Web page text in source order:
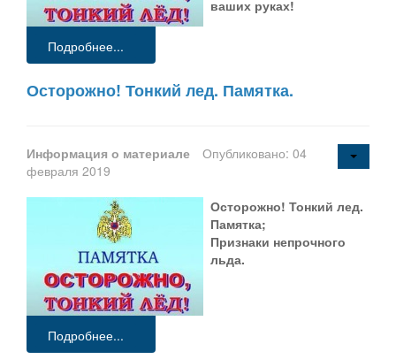
ваших руках!
Подробнее...
Осторожно! Тонкий лед. Памятка.
Информация о материале
Опубликовано: 04
февраля 2019
Осторожно! Тонкий лед.
Памятка;
Признаки непрочного
льда.
Подробнее...